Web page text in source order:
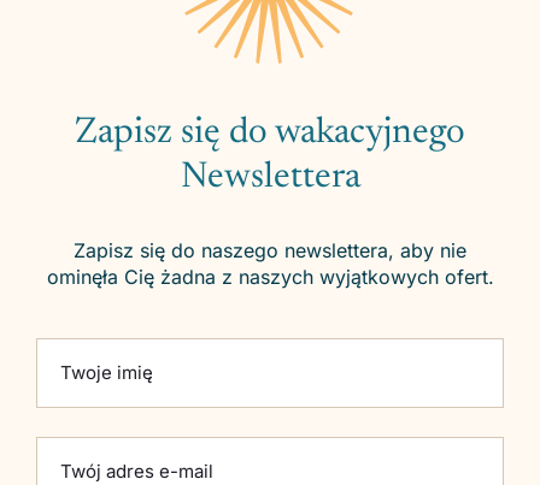
Zapisz się do wakacyjnego
Newslettera
Zapisz się do naszego newslettera, aby nie
ominęła Cię żadna z naszych wyjątkowych ofert.
Twoje imię
Twój adres e-mail